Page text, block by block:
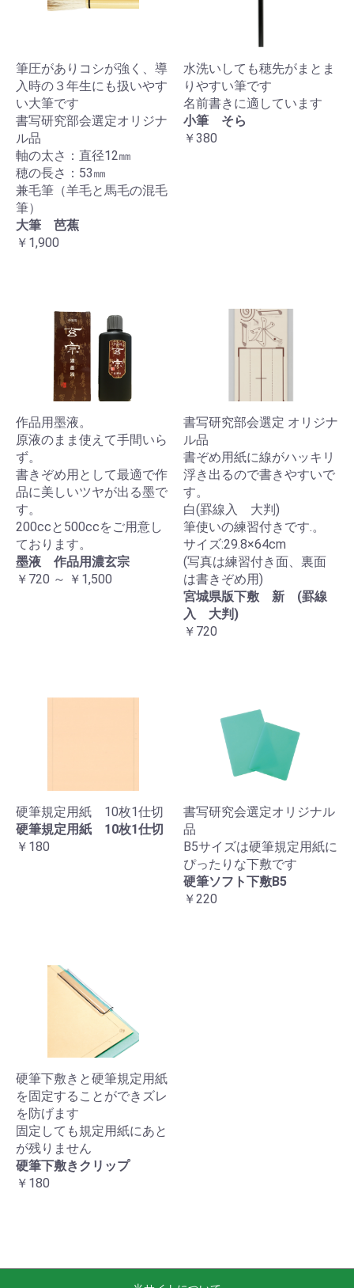
筆圧がありコシが強く、導
入時の３年生にも扱いやす
い大筆です
書写研究部会選定オリジナ
ル品
軸の太さ：直径12㎜
穂の長さ：53㎜
兼毛筆（羊毛と馬毛の混毛
筆）
大筆 芭蕉
￥1,900
水洗いしても穂先がまとま
りやすい筆です
名前書きに適しています
小筆 そら
￥380
作品用墨液。
原液のまま使えて手間いら
ず。
書きぞめ用として最適で作
品に美しいツヤが出る墨で
す。
200ccと500ccをご用意し
ております。
墨液 作品用濃玄宗
￥720 ～ ￥1,500
書写研究部会選定 オリジナ
ル品
書ぞめ用紙に線がハッキリ
浮き出るので書きやすいで
す。
白(罫線入 大判)
筆使いの練習付きです.。
サイズ:29.8×64cm
(写真は練習付き面、裏面
は書きぞめ用)
宮城県版下敷 新 (罫線
入 大判)
￥720
硬筆規定用紙 10枚1仕切
硬筆規定用紙 10枚1仕切
￥180
書写研究会選定オリジナル
品
B5サイズは硬筆規定用紙に
ぴったりな下敷です
硬筆ソフト下敷B5
￥220
硬筆下敷きと硬筆規定用紙
を固定することができズレ
を防げます
固定しても規定用紙にあと
が残りません
硬筆下敷きクリップ
￥180